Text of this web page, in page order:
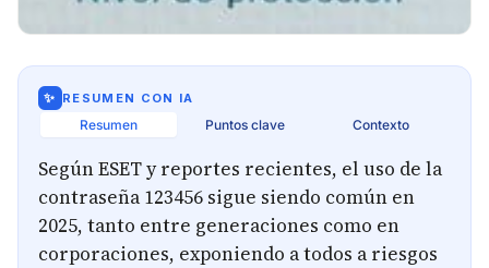
✨ RESUMEN CON IA
Resumen Puntos clave Contexto
Según ESET y reportes recientes, el uso de la
contraseña 123456 sigue siendo común en
2025, tanto entre generaciones como en
corporaciones, exponiendo a todos a riesgos